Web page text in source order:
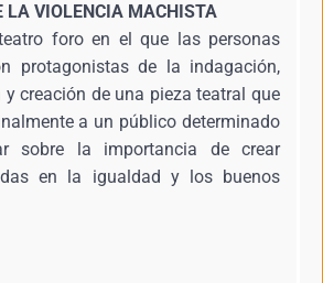
LA VIOLENCIA MACHISTA
foro en el que las personas
protagonistas de la indagación,
creación de una pieza teatral que
a un público determinado
sobre la importancia de crear
en la igualdad y los buenos